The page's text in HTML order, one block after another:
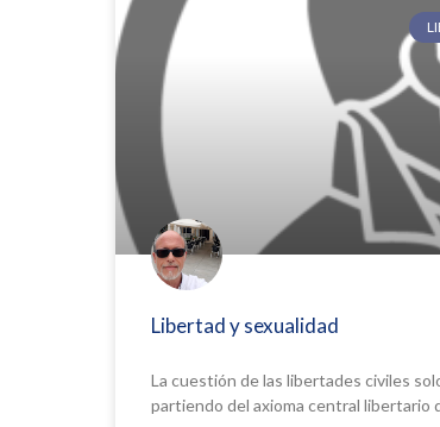
Libertad y sexualidad
La cuestión de las libertades civiles
partiendo del axioma central libertario